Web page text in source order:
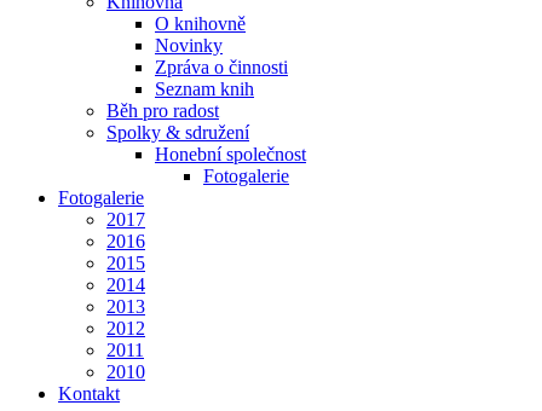
O knihovně
Novinky
Zpráva o činnosti
Seznam knih
Běh pro radost
Spolky & sdružení
Honební společnost
Fotogalerie
Fotogalerie
2017
2016
2015
2014
2013
2012
2011
2010
Kontakt